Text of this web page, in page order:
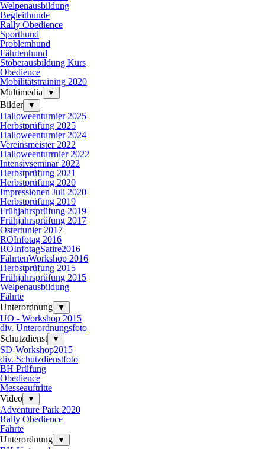
Welpenausbildung
Begleithunde
Rally Obedience
Sporthund
Problemhund
Fährtenhund
Stöberausbildung Kurs
Obedience
Mobilitätstraining 2020
Multimedia
▼
Bilder ▼
Halloweenturnier 2025
Herbstprüfung 2025
Halloweenturnier 2024
Vereinsmeister 2022
Halloweenturrnier 2022
Intensivseminar 2022
Herbstprüfung 2021
Herbstprüfung 2020
Impressionen Juli 2020
Herbstprüfung 2019
Frühjahrsprüfung 2019
Frühjahrsprüfung 2017
Ostertunier 2017
ROInfotag 2016
ROInfotagSatire2016
FährtenWorkshop 2016
Herbstprüfung 2015
Frühjahrsprüfung 2015
Welpenausbildung
Fährte
Unterordnung
▼
UO - Workshop 2015
div. Unterordnungsfoto
Schutzdienst
▼
SD-Workshop2015
div. Schutzdienstfoto
BH Prüfung
Obedience
Messeauftritte
Video
▼
Adventure Park 2020
Rally Obedience
Fährte
Unterordnung
▼